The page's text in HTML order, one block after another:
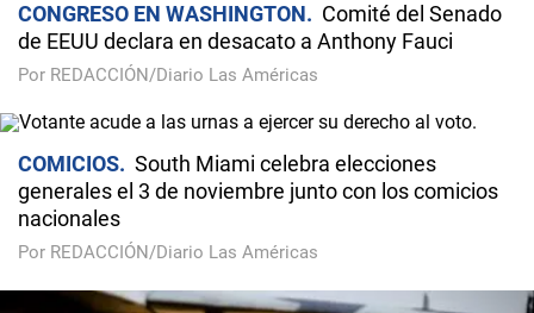
CONGRESO EN WASHINGTON
Comité del Senado
de EEUU declara en desacato a Anthony Fauci
Por REDACCIÓN/Diario Las Américas
COMICIOS
South Miami celebra elecciones
generales el 3 de noviembre junto con los comicios
nacionales
Por REDACCIÓN/Diario Las Américas